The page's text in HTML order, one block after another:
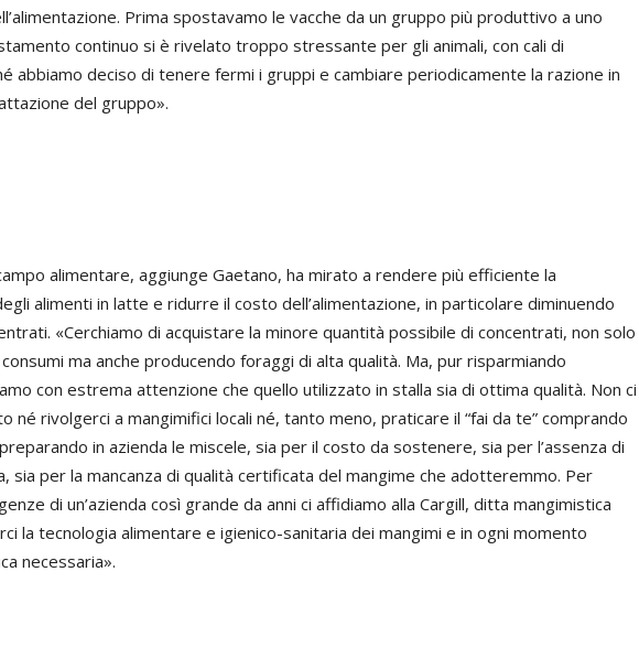
Prima spostavamo le vacche da un gruppo più produttivo a uno
continuo si è rivelato troppo stressante per gli animali, con cali di
abbiamo deciso di tenere fermi i gruppi e cambiare periodicamente la razione in
del gruppo».
alimentare, aggiunge Gaetano, ha mirato a rendere più efficiente la
alimenti in latte e ridurre il costo dell’alimentazione, in particolare diminuendo
«Cerchiamo di acquistare la minore quantità possibile di concentrati, non solo
ma anche producendo foraggi di alta qualità. Ma, pur risparmiando
con estrema attenzione che quello utilizzato in stalla sia di ottima qualità. Non ci
né rivolgerci a mangimifici locali né, tanto meno, praticare il “fai da te” comprando
in azienda le miscele, sia per il costo da sostenere, sia per l’assenza di
sia per la mancanza di qualità certificata del mangime che adotteremmo. Per
di un’azienda così grande da anni ci affidiamo alla Cargill, ditta mangimistica
la tecnologia alimentare e igienico-sanitaria dei mangimi e in ogni momento
necessaria».